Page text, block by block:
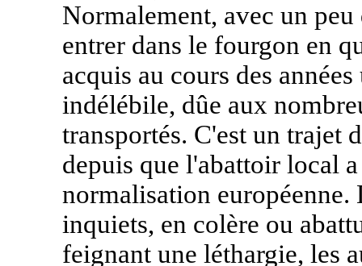
Normalement, avec un
entrer dans le fourgon en
acquis au cours des
indélébile, dûe aux
transportés. C'est un trajet
depuis que l'abattoir local
normalisation européenne.
inquiets, en colère ou
feignant une léthargie, les